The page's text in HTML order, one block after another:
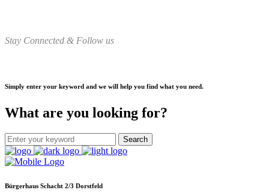
Stay Connected & Follow us
Simply enter your keyword and we will help you find what you need.
What are you looking for?
Bürgerhaus Schacht 2/3 Dorstfeld